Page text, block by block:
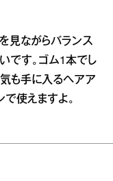
見ながらバランス
です。ゴム1本でし
も手に入るヘアア
使えますよ。